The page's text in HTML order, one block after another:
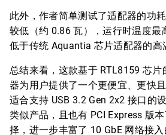
此外，作者简单测试了适配器的功
较低（约 0.86 瓦），运行时温度最
低于传统 Aquantia 芯片适配器的高
总结来看，这款基于 RTL8159 芯片
器为用户提供了一个更便宜、更快
适合支持 USB 3.2 Gen 2x2 接口的
类似产品，且也有 PCI Express 版
择，进一步丰富了 10 GbE 网络接入